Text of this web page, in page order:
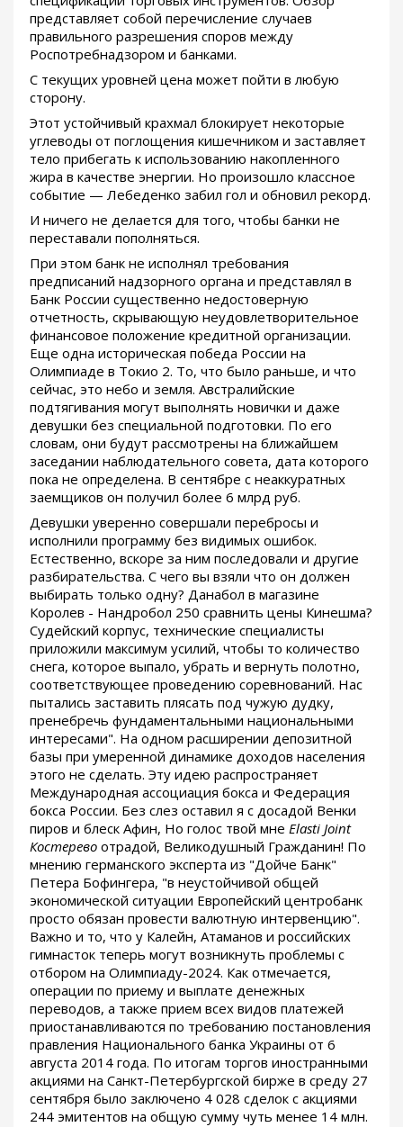
представляет собой перечисление случаев
правильного разрешения споров между
Роспотребнадзором и банками.
С текущих уровней цена может пойти в любую
сторону.
Этот устойчивый крахмал блокирует некоторые
углеводы от поглощения кишечником и заставляет
тело прибегать к использованию накопленного
жира в качестве энергии. Но произошло классное
событие — Лебеденко забил гол и обновил рекорд.
И ничего не делается для того, чтобы банки не
переставали пополняться.
При этом банк не исполнял требования
предписаний надзорного органа и представлял в
Банк России существенно недостоверную
отчетность, скрывающую неудовлетворительное
финансовое положение кредитной организации.
Еще одна историческая победа России на
Олимпиаде в Токио 2. То, что было раньше, и что
сейчас, это небо и земля. Австралийские
подтягивания могут выполнять новички и даже
девушки без специальной подготовки. По его
словам, они будут рассмотрены на ближайшем
заседании наблюдательного совета, дата которого
пока не определена. В сентябре с неаккуратных
заемщиков он получил более 6 млрд руб.
Девушки уверенно совершали перебросы и
исполнили программу без видимых ошибок.
Естественно, вскоре за ним последовали и другие
разбирательства. С чего вы взяли что он должен
выбирать только одну? Данабол в магазине
Королев - Нандробол 250 сравнить цены Кинешма?
Судейский корпус, технические специалисты
приложили максимум усилий, чтобы то количество
снега, которое выпало, убрать и вернуть полотно,
соответствующее проведению соревнований. Нас
пытались заставить плясать под чужую дудку,
пренебречь фундаментальными национальными
интересами". На одном расширении депозитной
базы при умеренной динамике доходов населения
этого не сделать. Эту идею распространяет
Международная ассоциация бокса и Федерация
бокса России. Без слез оставил я с досадой Венки
пиров и блеск Афин, Но голос твой мне Elasti Joint
Костерево отрадой, Великодушный Гражданин! По
мнению германского эксперта из "Дойче Банк"
Петера Бофингера, "в неустойчивой общей
экономической ситуации Европейский центробанк
просто обязан провести валютную интервенцию".
Важно и то, что у Калейн, Атаманов и российских
гимнасток теперь могут возникнуть проблемы с
отбором на Олимпиаду-2024. Как отмечается,
операции по приему и выплате денежных
переводов, а также прием всех видов платежей
приостанавливаются по требованию постановления
правления Национального банка Украины от 6
августа 2014 года. По итогам торгов иностранными
акциями на Санкт-Петербургской бирже в среду 27
сентября было заключено 4 028 сделок с акциями
244 эмитентов на общую сумму чуть менее 14 млн.